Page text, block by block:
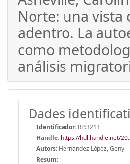
Norte: una vista
adentro. La
como
análisis
Dades
Identificador: RP:3213
Handle: https://hdl.handle.net/
Autors: Hernández López, Geny
Resum: